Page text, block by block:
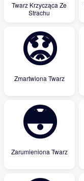
Twarz Krzycząca Ze
Strachu
😟
Zmartwiona Twarz
😳
Zarumieniona Twarz